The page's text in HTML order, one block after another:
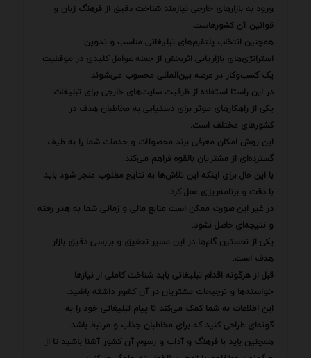
ورود به بازارهای خارجی نیازمند شناخت دقیق از فرهنگ زبان و
قوانین آن کشورهاست.
همچنین انتخاب پلتفرم‌های تبلیغاتی مناسب و تدوین
استراتژی‌های بازاریابی اثربخش از جمله عوامل کلیدی در موفقیت
یک کسب‌وکار در عرصه بین‌المللی محسوب می‌شوند.
در این راستا استفاده از ظرفیت سایت‌های خارجی برای تبلیغات
یکی از راهکارهای موثر برای دستیابی به مخاطبان هدف در
کشورهای مختلف است.
این روش امکان معرفی برند محصولات و خدمات شما را به طیف
گسترده‌ای از مشتریان بالقوه فراهم می‌کند.
با این حال برای اینکه این تلاش‌ها به نتایج مطلوب منجر شود باید
با دقت و برنامه‌ریزی عمل کرد.
در غیر این صورت ممکن است منابع مالی و زمانی شما به هدر رفته
و نتیجه‌ای حاصل نشود.
یکی از نخستین گام‌ها در این مسیر تحقیق و بررسی دقیق بازار
هدف است.
قبل از هرگونه اقدام تبلیغاتی باید شناخت کاملی از نیازها
خواسته‌ها و ترجیحات مشتریان در آن کشور داشته باشید.
این اطلاعات به شما کمک می‌کند تا پیام تبلیغاتی خود را به
گونه‌ای طراحی کنید که برای مخاطبان جذاب و مرتبط باشد.
همچنین باید با فرهنگ و آداب و رسوم آن کشور آشنا باشید تا از